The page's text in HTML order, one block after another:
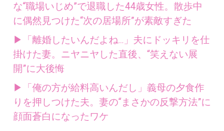
な“職場いじめ”で退職した44歳女性。散歩中
に偶然見つけた“次の居場所”が素敵すぎた
▶「離婚したいんだよね...」夫にドッキリを仕
掛けた妻。ニヤニヤした直後、“笑えない展
開”に大後悔
▶「俺の方が給料高いんだし」義母の夕食作
りを押しつけた夫。妻の“まさかの反撃方法”に
顔面蒼白になったワケ